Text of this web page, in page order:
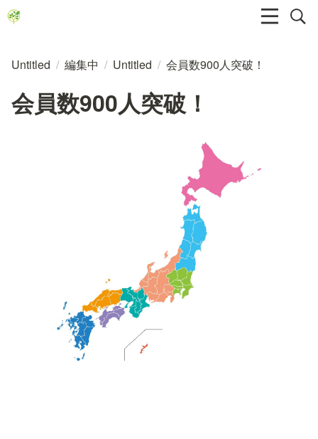
Untitled / 編集中 / Untitled / 会員数900人突破！
会員数900人突破！